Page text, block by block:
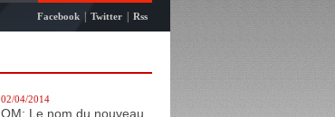
Photo
Facebook Twitter Rss
02/04/2014
OM: Le nom du nouveau